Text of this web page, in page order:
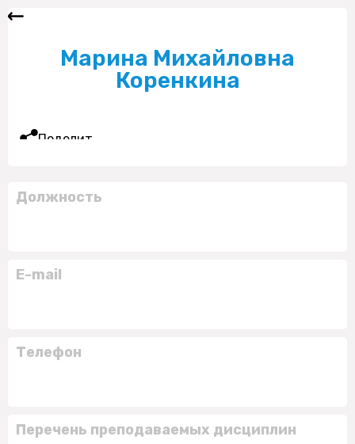
Марина Михайловна
Коренкина
Поделиться
Должность
E-mail
Телефон
Перечень преподаваемых дисциплин